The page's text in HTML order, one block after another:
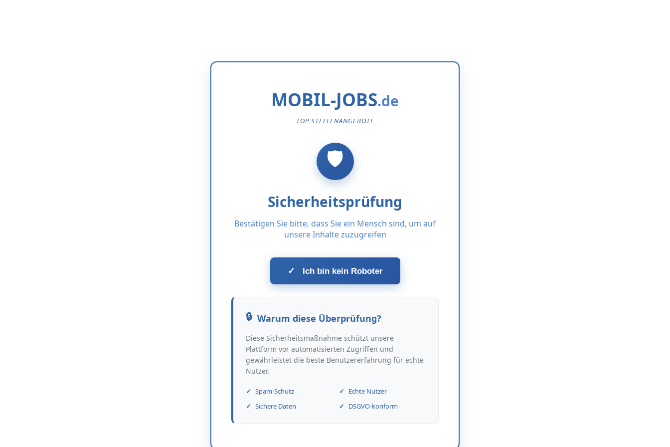
MOBIL-JOBS
TOP STELLENANGEBOTE
Sicherheitsprüfung
Bestätigen Sie bitte, dass Sie ein Mensch sind, um auf
unsere Inhalte zuzugreifen
✓ Ich bin kein Roboter
Warum diese Überprüfung?
Diese Sicherheitsmaßnahme schützt unsere
Plattform vor automatisierten Zugriffen und
gewährleistet die beste Benutzererfahrung für echte
Nutzer.
Spam-Schutz
Echte Nutzer
Sichere Daten
DSGVO-konform